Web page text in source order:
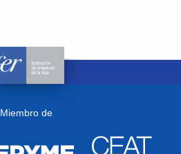
Miembro de